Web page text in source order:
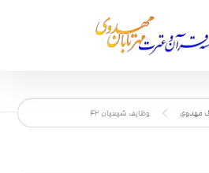
مهدوی وظایف شیعیان 42